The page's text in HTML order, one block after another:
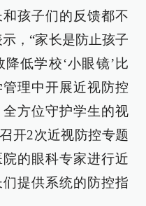
孩子们的反馈都不
，“家长是防止孩子
低学校‘小眼镜’比
理中开展近视防控
方位守护学生的视
开2次近视防控专题
的眼科专家进行近
提供系统的防控指